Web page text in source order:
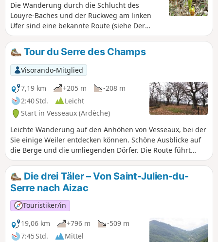
Die Wanderung durch die Schlucht des
Louyre-Baches und der Rückweg am linken
Ufer sind eine bekannte Route (siehe Der
Canyon de la Louyre, von L'Échelette bis
L'Évent des Grenouillettes). Die hier
vorgeschlagene Route führt über Wege
oberhalb des rechten Ufers und bietet schöne
Ausblicke auf die Felsen des Klettergebiets
Les Combasses.
Tour du Serre des Champs
Visorando-Mitglied
7,19 km
+205 m
-208 m
2:40 Std.
Leicht
Start in Vesseaux (Ardèche)
Leichte Wanderung auf den Anhöhen von Vesseaux, bei der
Sie einige Weiler entdecken können. Schöne Ausblicke auf
die Berge und die umliegenden Dörfer. Die Route führt
durch schöne Kastanienhaine und Kirschbaumplantagen.
Am besten im Herbst, wenn sich die Kastanienbäume
verfärben, oder im Frühling, wenn die Kirschbäume blühen.
Die drei Täler – Von Saint-Julien-du-
Serre nach Aizac
Touristiker/in
19,06 km
+796 m
-509 m
7:45 Std.
Mittel